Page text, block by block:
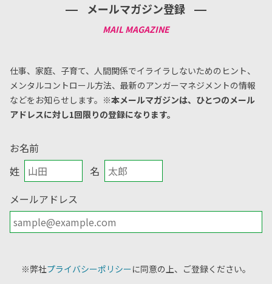
メールマガジン登録
仕事、家庭、子育て、人間関係でイライラしないためのヒント、
メンタルコントロール方法、 最新のアンガーマネジメントの情報
などをお知らせします。 ※本メールマガジンは、ひとつのメール
アドレスに対し1回限りの登録になります。
お名前
姓
名
メールアドレス
※弊社プライバシーポリシーに同意の上、ご登録ください。